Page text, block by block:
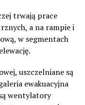
trwają prace
a na rampie i
w segmentach
uszczelniane są
ewakuacyjna
wentylatory